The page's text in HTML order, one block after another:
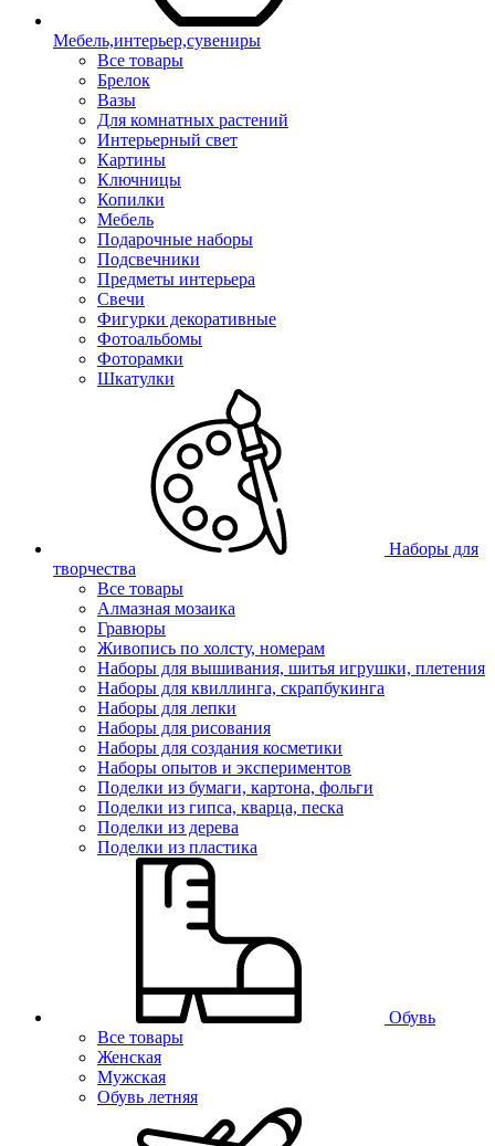
Мебель,интерьер,сувениры
Все товары
Брелок
Вазы
Для комнатных растений
Интерьерный свет
Картины
Ключницы
Копилки
Мебель
Подарочные наборы
Подсвечники
Предметы интерьера
Свечи
Фигурки декоративные
Фотоальбомы
Фоторамки
Шкатулки
Наборы для
творчества
Все товары
Алмазная мозаика
Гравюры
Живопись по холсту, номерам
Наборы для вышивания, шитья игрушки, плетения
Наборы для квиллинга, скрапбукинга
Наборы для лепки
Наборы для рисования
Наборы для создания косметики
Наборы опытов и экспериментов
Поделки из бумаги, картона, фольги
Поделки из гипса, кварца, песка
Поделки из дерева
Поделки из пластика
Обувь
Все товары
Женская
Мужская
Обувь летняя